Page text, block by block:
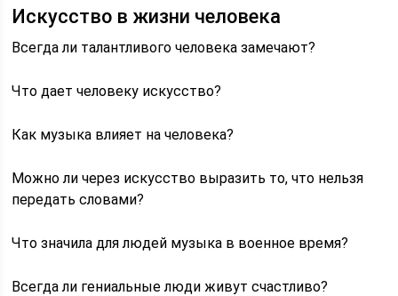
Искусство в жизни человека
Всегда ли талантливого человека замечают?
Что дает человеку искусство?
Как музыка влияет на человека?
Можно ли через искусство выразить то, что нельзя
передать словами?
Что значила для людей музыка в военное время?
Всегда ли гениальные люди живут счастливо?